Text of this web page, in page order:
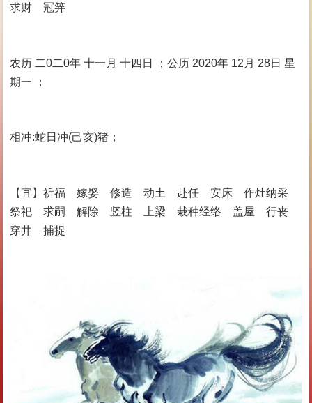
求财 冠笄
农历 二0二0年 十一月 十四日 ；公历 2020年 12月 28日 星
期一 ；
相冲:蛇日冲(己亥)猪；
【宜】祈福 嫁娶 修造 动土 赴任 安床 作灶纳采
祭祀 求嗣 解除 竖柱 上梁 栽种经络 盖屋 行丧
穿井 捕捉